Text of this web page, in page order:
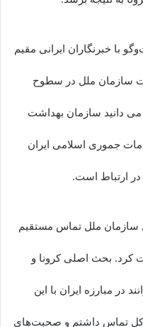
با خبرنگاران ایرانی مقیم
سازمان ملل در سطوح
دانید سازمان بهداشت
جموری اسلامی ایران
در ارتباط است.
سازمان ملل تماس مستقیم
کرد. بحث اصلی کرونا و
در مبارزه ایران با این
من هم 2 بار با دبیرکل تماس داشتم و صحبت‌های